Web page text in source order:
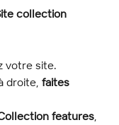
collection
votre site.
droite, faites
features,